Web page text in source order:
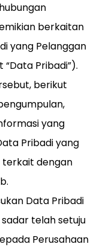
berkaitan
yang Pelanggan
Pribadi”).
berikut
yang
Pribadi yang
terkait dengan
Data Pribadi
telah setuju
Perusahaan